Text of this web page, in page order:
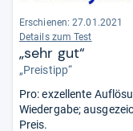
Erschienen: 27.01.2021
Details zum Test
„sehr gut“
„Preistipp“
Pro: exzellente
Wiedergabe;
Preis.